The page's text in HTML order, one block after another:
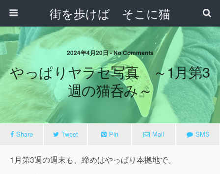
街を歩けば そこに猫
2024年4月20日 • No Comments
やっぱりヤラセ写真 ～1月第3
週の猫呑み～
Share Tweet Pin Mail SMS
1月第3週の週末も、締めはやっぱり本拠地で。